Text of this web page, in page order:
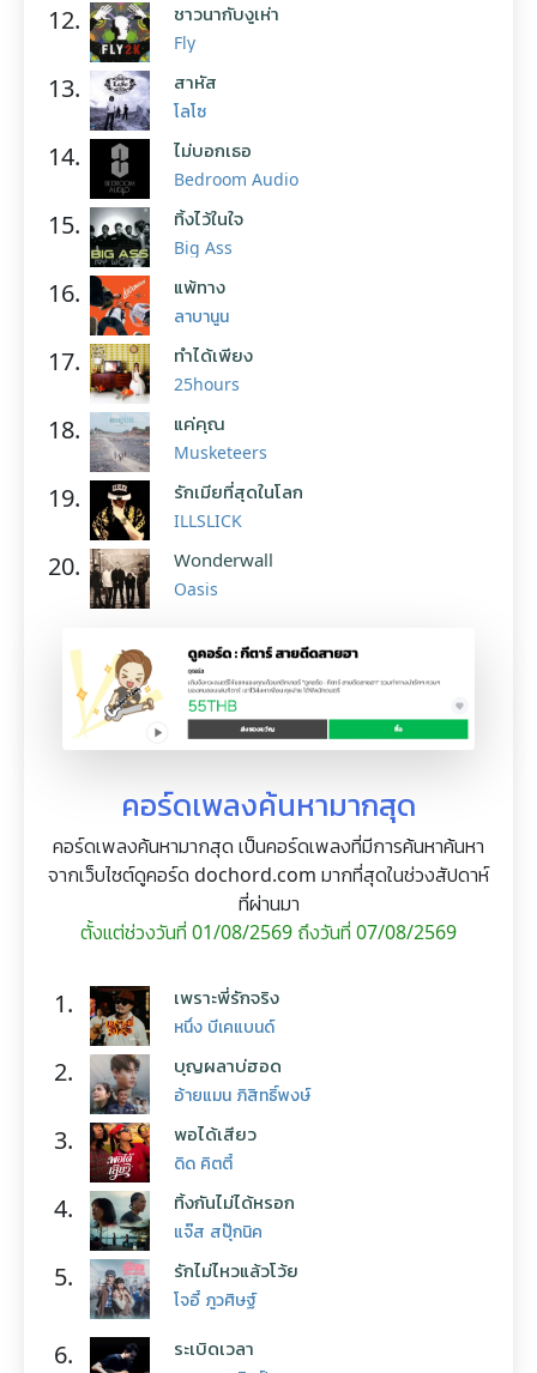
12. ชาวนากับงูเห่า
Fly
13. สาหัส
โลโซ
14. ไม่บอกเธอ
Bedroom Audio
15. ทิ้งไว้ในใจ
Big Ass
16. แพ้ทาง
ลาบานูน
17. ทำได้เพียง
25hours
18. แค่คุณ
Musketeers
19. รักเมียที่สุดในโลก
ILLSLICK
20. Wonderwall
Oasis
คอร์ดเพลงค้นหามากสุด
คอร์ดเพลงค้นหามากสุด เป็นคอร์ดเพลงที่มีการค้นหาค้นหา
จากเว็บไซต์ดูคอร์ด dochord.com มากที่สุดในช่วงสัปดาห์
ที่ผ่านมา
ตั้งแต่ช่วงวันที่ 01/08/2569 ถึงวันที่ 07/08/2569
1. เพราะพี่รักจริง
หนึ่ง บีเคแบนด์
2. บุญผลาบ่ฮอด
อ้ายแมน ภิสิทธิ์พงษ์
3. พอได้เสียว
ดิด คิตตี้
4. ทิ้งกันไม่ได้หรอก
แจ๊ส สปุ๊กนิค
5. รักไม่ไหวแล้วโว้ย
โจอี้ ภูวศิษฐ์
6. ระเบิดเวลา